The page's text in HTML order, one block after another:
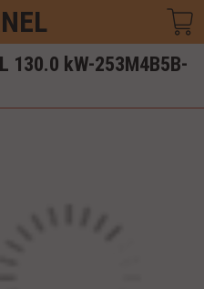
130.0 kW-253M4B5B-